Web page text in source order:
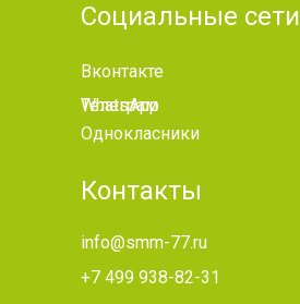
Социальные сети
Контакты
info@smm-77.ru
+7 499 938-82-31
Вконтакте
WhatsApp
Телеграм
Однокласники